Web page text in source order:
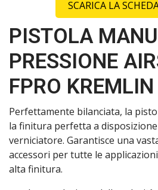
SCARICA LA
PISTOLA
PRESSIONE
FPRO KREMLIN
Perfettamente bilanciata, la
la finitura perfetta a
verniciatore. Garantisce una
accessori per tutte le
alta finitura.